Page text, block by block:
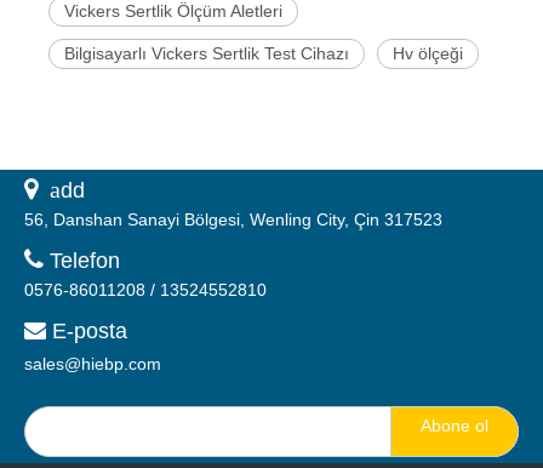
Vickers Sertlik Ölçüm Aletleri
Bilgisayarlı Vickers Sertlik Test Cihazı Hv ölçeği
 add
56, Danshan Sanayi Bölgesi, Wenling City, Çin 317523
 Telefon
0576-86011208 / 13524552810
 E-posta
sales@hiebp.com
Abone ol